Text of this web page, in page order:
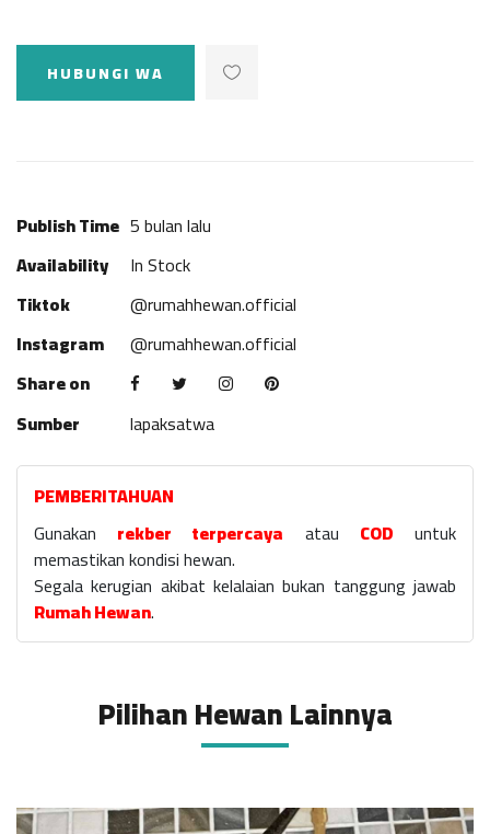
HUBUNGI WA
Publish Time 5 bulan lalu
Availability
In Stock
Tiktok
@rumahhewan.official
Instagram
@rumahhewan.official
Share on
Sumber
lapaksatwa
PEMBERITAHUAN
Gunakan rekber terpercaya atau COD untuk
memastikan kondisi hewan.
Segala kerugian akibat kelalaian bukan tanggung jawab
Rumah Hewan.
Pilihan Hewan Lainnya